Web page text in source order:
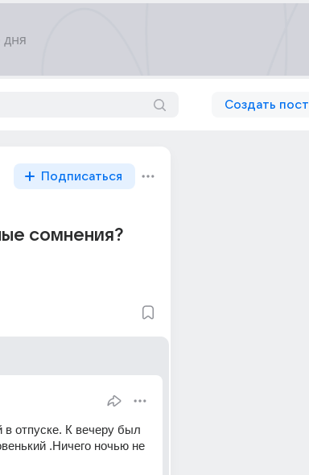
Создать пост
Подписаться
сомнения?
отпуске. К вечеру был
.Ничего ночью не